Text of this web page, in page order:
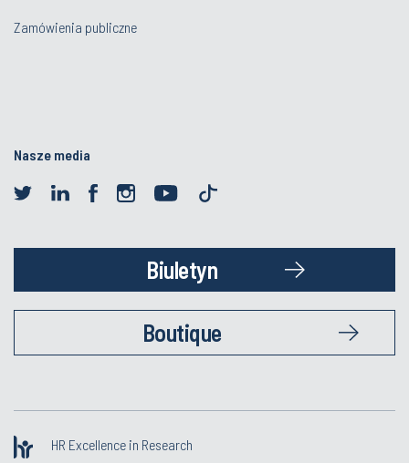
Zamówienia publiczne
Nasze media
Biuletyn
Boutique
HR Excellence in Research